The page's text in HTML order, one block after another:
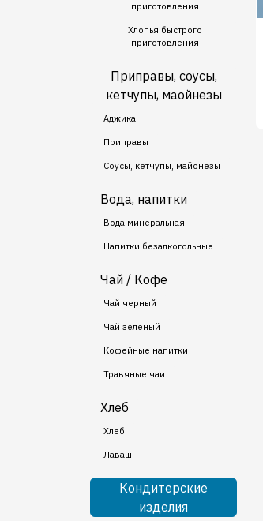
приготовления
Хлопья быстрого
приготовления
Приправы, соусы,
кетчупы, маойнезы
Аджика
Приправы
Соусы, кетчупы, майонезы
Вода, напитки
Вода минеральная
Напитки безалкогольные
Чай / Кофе
Чай черный
Чай зеленый
Кофейные напитки
Травяные чаи
Хлеб
Хлеб
Лаваш
Кондитерские
изделия